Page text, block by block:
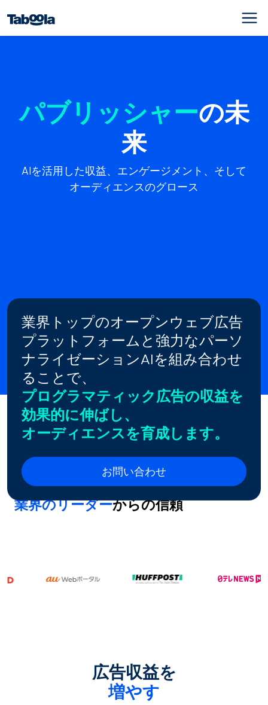
パブリッシャーの未
来
AIを活用した収益、エンゲージメント、そして
オーディエンスのグロース
業界トップのオープンウェブ広告
プラットフォームと強力なパーソ
ナライゼーションAIを組み合わせ
ることで、
プログラマティック広告の収益を
効果的に伸ばし、
オーディエンスを育成します。
お問い合わせ
業界のリーダーからの信頼
広告収益を
増やす